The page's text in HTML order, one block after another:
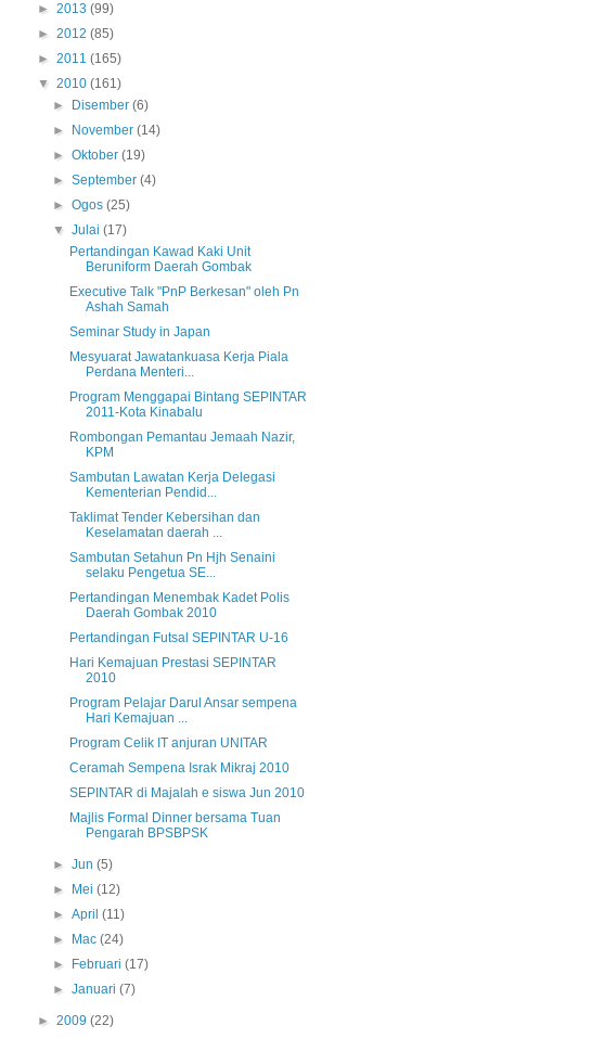
► 2013 (99)
► 2012 (85)
► 2011 (165)
▼ 2010 (161)
►
Disember(6)
►
November(14)
►Oktober(19)
►September(4)
►Ogos(25)
▼Julai(17)
Pertandingan Kawad Kaki Unit
Beruniform Daerah Gombak
Executive Talk "PnP Berkesan" oleh Pn
Ashah Samah
Seminar Study in Japan
Mesyuarat Jawatankuasa Kerja Piala
Perdana Menteri...
Program Menggapai Bintang SEPINTAR
2011-Kota Kinabalu
Rombongan Pemantau Jemaah Nazir,
KPM
Sambutan Lawatan Kerja Delegasi
Kementerian Pendid...
Taklimat Tender Kebersihan dan
Keselamatan daerah ...
Sambutan Setahun Pn Hjh Senaini
selaku Pengetua SE...
Pertandingan Menembak Kadet Polis
Daerah Gombak 2010
Pertandingan Futsal SEPINTAR U-16
Hari Kemajuan Prestasi SEPINTAR
2010
Program Pelajar Darul Ansar sempena
Hari Kemajuan ...
Program Celik IT anjuran UNITAR
Ceramah Sempena Israk Mikraj 2010
SEPINTAR di Majalah e siswa Jun 2010
Majlis Formal Dinner bersama Tuan
Pengarah BPSBPSK
►Jun(5)
►
Mei(12)
►April(11)
►
Mac(24)
►
Februari(17)
►Januari(7)
► 2009 (22)